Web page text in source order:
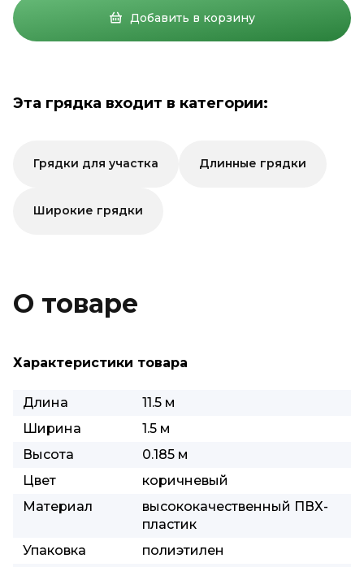
Добавить в корзину
Эта грядка входит в категории:
Грядки для участка Длинные грядки
Широкие грядки
О товаре
Характеристики товара
Длина
11.5 м
Ширина
1.5 м
Высота
0.185 м
Цвет
коричневый
Материал
высококачественный ПВХ-
пластик
Упаковка
полиэтилен